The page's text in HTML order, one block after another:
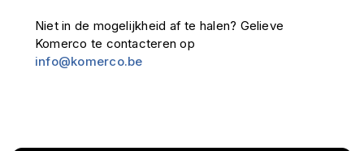
Niet in de mogelijkheid af te halen? Gelieve
Komerco te contacteren op
info@komerco.be